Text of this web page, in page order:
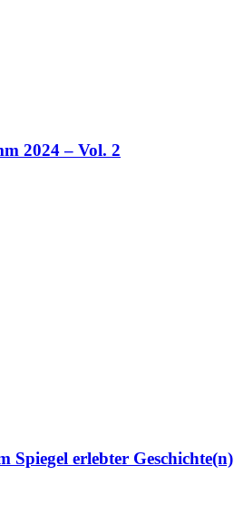
2024 – Vol. 2
erlebter Geschichte(n)